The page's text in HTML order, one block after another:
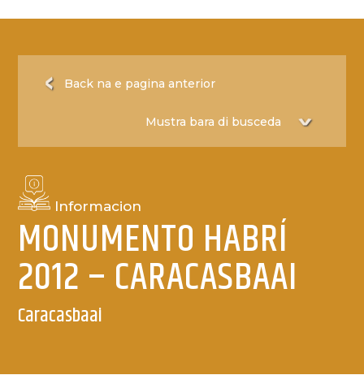
Back na e pagina anterior
Informacion
MONUMENTO HABRÍ
2012 – CARACASBAAI
Caracasbaai